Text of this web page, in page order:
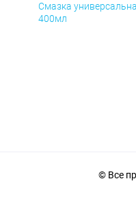
Смазка
400мл
© Все